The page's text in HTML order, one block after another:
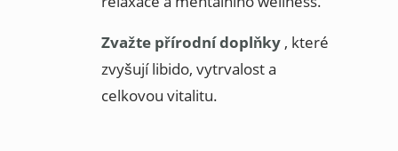
Zvažte přírodní doplňky , které
zvyšují libido, vytrvalost a
celkovou vitalitu.